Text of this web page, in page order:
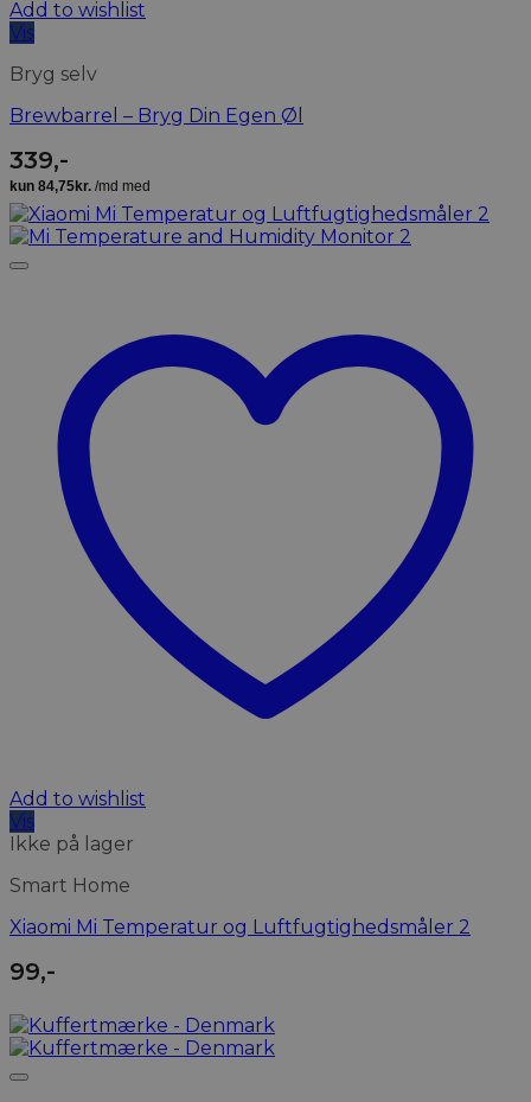
Add to wishlist
Vis
Bryg selv
Brewbarrel – Bryg Din Egen Øl
339,-
Add to wishlist
Vis
Ikke på lager
Smart Home
Xiaomi Mi Temperatur og Luftfugtighedsmåler 2
99,-